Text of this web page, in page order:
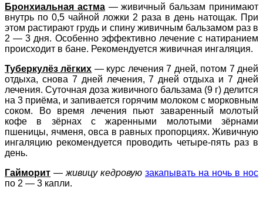
Бронхиальная астма— живичный бальзам принимают
внутрь по 0,5 чайной ложки 2 раза в день натощак. При
этом растирают грудь и спину живичным бальзамом раз в
2 — 3 дня. Особенно эффективно лечение с натиранием
происходит в бане. Рекомендуется живичная ингаляция.
Туберкулёз лёгких — курс лечения 7 дней, потом 7 дней
отдыха, снова 7 дней лечения, 7 дней отдыха и 7 дней
лечения. Суточная доза живичного бальзама (9 г) делится
на 3 приёма, и запивается горячим молоком с морковным
соком. Во время лечения пьют заваренный молотый
кофе в зёрнах с жаренными молотыми зёрнами
пшеницы, ячменя, овса в равных пропорциях. Живичную
ингаляцию рекомендуется проводить четыре-пять раз в
день.
Гайморит — живицу кедровую закапывать на ночь в нос
по 2 — 3 капли.